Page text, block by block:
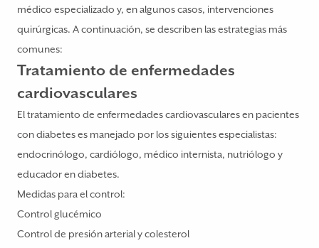
médico especializado y, en algunos casos, intervenciones
quirúrgicas. A continuación, se describen las estrategias más
comunes:
Tratamiento de enfermedades
cardiovasculares
El tratamiento de enfermedades cardiovasculares en pacientes
con diabetes es manejado por los siguientes especialistas:
endocrinólogo, cardiólogo, médico internista, nutriólogo y
educador en diabetes.
Medidas para el control:
Control glucémico
Control de presión arterial y colesterol